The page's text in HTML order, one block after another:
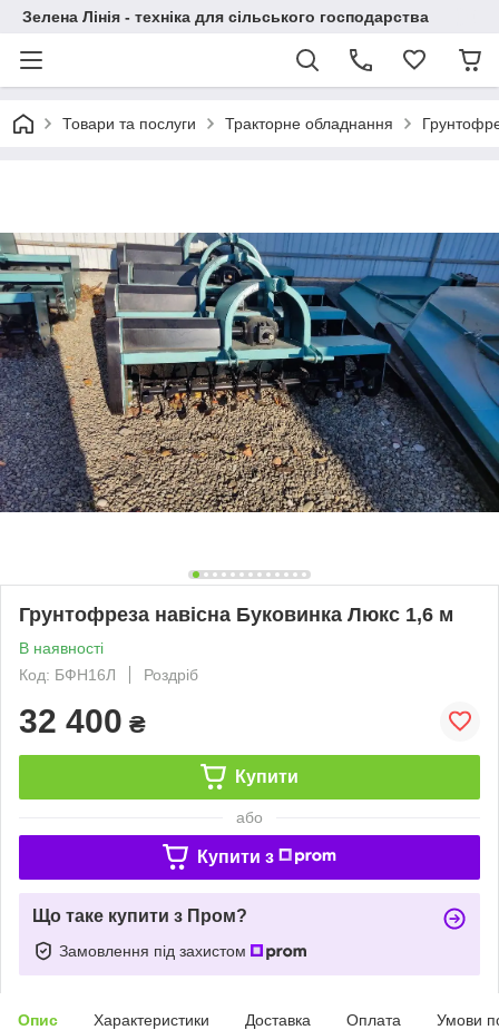
Зелена Лінія - техніка для сільського господарства
Товари та послуги Тракторне обладнання
Грунтофреза навісна Буковинка Люкс 1,6 м
В наявності
Код: БФН16Л
Роздріб
32 400 ₴
Купити
або
Купити з
Що таке купити з Пром?
Замовлення під захистом
Опис Характеристики Доставка Оплата Умови